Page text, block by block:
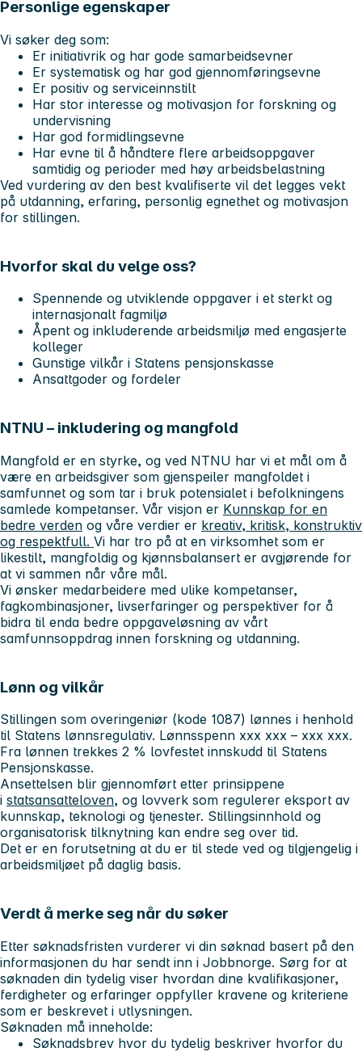
Personlige egenskaper
Vi søker deg som:
Er initiativrik og har gode samarbeidsevner
Er systematisk og har god gjennomføringsevne
Er positiv og serviceinnstilt
Har stor interesse og motivasjon for forskning og
undervisning
Har god formidlingsevne
Har evne til å håndtere flere arbeidsoppgaver
samtidig og perioder med høy arbeidsbelastning
Ved vurdering av den best kvalifiserte vil det legges vekt
på utdanning, erfaring, personlig egnethet og motivasjon
for stillingen.
Hvorfor skal du velge oss?
Spennende og utviklende oppgaver i et sterkt og
internasjonalt fagmiljø
Åpent og inkluderende arbeidsmiljø med engasjerte
kolleger
Gunstige vilkår i Statens pensjonskasse
Ansattgoder og fordeler
NTNU – inkludering og mangfold
Mangfold er en styrke, og ved NTNU har vi et mål om å
være en arbeidsgiver som gjenspeiler mangfoldet i
samfunnet og som tar i bruk potensialet i befolkningens
samlede kompetanser. Vår visjon er Kunnskap for en
bedre verden og våre verdier er kreativ, kritisk, konstruktiv
og respektfull. Vi har tro på at en virksomhet som er
likestilt, mangfoldig og kjønnsbalansert er avgjørende for
at vi sammen når våre mål.
Vi ønsker medarbeidere med ulike kompetanser,
fagkombinasjoner, livserfaringer og perspektiver for å
bidra til enda bedre oppgaveløsning av vårt
samfunnsoppdrag innen forskning og utdanning.
Lønn og vilkår
Stillingen som overingeniør (kode 1087) lønnes i henhold
til Statens lønnsregulativ. Lønnsspenn xxx xxx – xxx xxx.
Fra lønnen trekkes 2 % lovfestet innskudd til Statens
Pensjonskasse.
Ansettelsen blir gjennomført etter prinsippene
i statsansatteloven, og lovverk som regulerer eksport av
kunnskap, teknologi og tjenester. Stillingsinnhold og
organisatorisk tilknytning kan endre seg over tid.
Det er en forutsetning at du er til stede ved og tilgjengelig i
arbeidsmiljøet på daglig basis.
Verdt å merke seg når du søker
Etter søknadsfristen vurderer vi din søknad basert på den
informasjonen du har sendt inn i Jobbnorge. Sørg for at
søknaden din tydelig viser hvordan dine kvalifikasjoner,
ferdigheter og erfaringer oppfyller kravene og kriteriene
som er beskrevet i utlysningen.
Søknaden må inneholde:
Søknadsbrev hvor du tydelig beskriver hvorfor du